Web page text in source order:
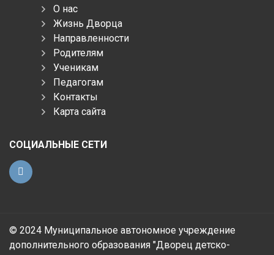
О нас
Жизнь Дворца
Направленности
Родителям
Ученикам
Педагогам
Контакты
Карта сайта
СОЦИАЛЬНЫЕ СЕТИ
© 2024 Муниципальное автономное учреждение
дополнительного образования "Дворец детско-